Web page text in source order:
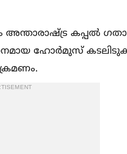
കപ്പല്‍
ഹോർമുസ്